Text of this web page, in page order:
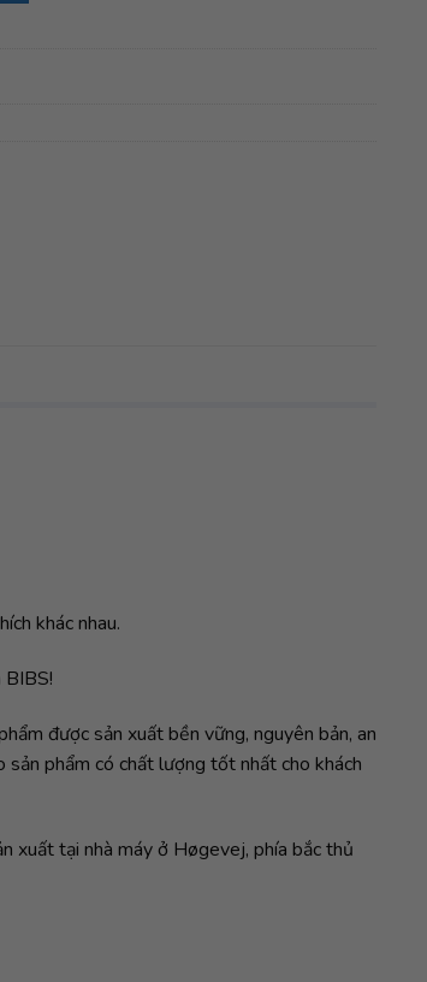
khác nhau.
BIBS!
được sản xuất bền vững, nguyên bản, an
phẩm có chất lượng tốt nhất cho khách
xuất tại nhà máy ở Høgevej, phía bắc thủ